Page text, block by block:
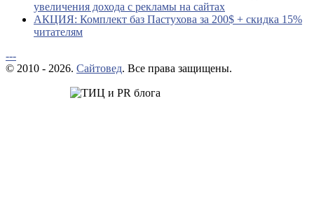
увеличения дохода с рекламы на сайтах
АКЦИЯ: Комплект баз Пастухова за 200$ + скидка 15%
читателям
---
© 2010 - 2026. Сайтовед. Все права защищены.